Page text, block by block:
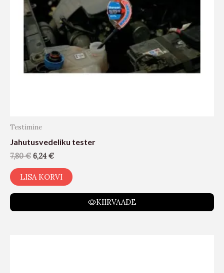
Testimine
Jahutusvedeliku tester
7,80€ 6,24€
LISA KORVI
KIIRVAADE